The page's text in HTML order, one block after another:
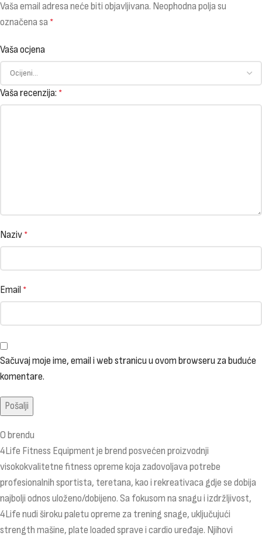
Vaša email adresa neće biti objavljivana. Neophodna polja su
označena sa *
Vaša ocjena
Vaša recenzija: *
Naziv *
Email *
Sačuvaj moje ime, email i web stranicu u ovom browseru za buduće
komentare.
O brendu
4Life Fitness Equipment je brend posvećen proizvodnji
visokokvalitetne fitness opreme koja zadovoljava potrebe
profesionalnih sportista, teretana, kao i rekreativaca gdje se dobija
najbolji odnos uloženo/dobijeno. Sa fokusom na snagu i izdržljivost,
4Life nudi široku paletu opreme za trening snage, uključujući
strength mašine, plate loaded sprave i cardio uređaje. Njihovi